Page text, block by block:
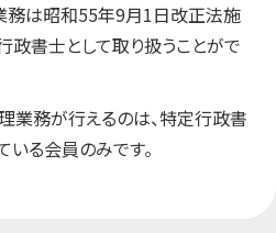
務は昭和55年9月1日改正法施
書士として取り扱うことがで
務が行えるのは、特定行政書
る会員のみです。